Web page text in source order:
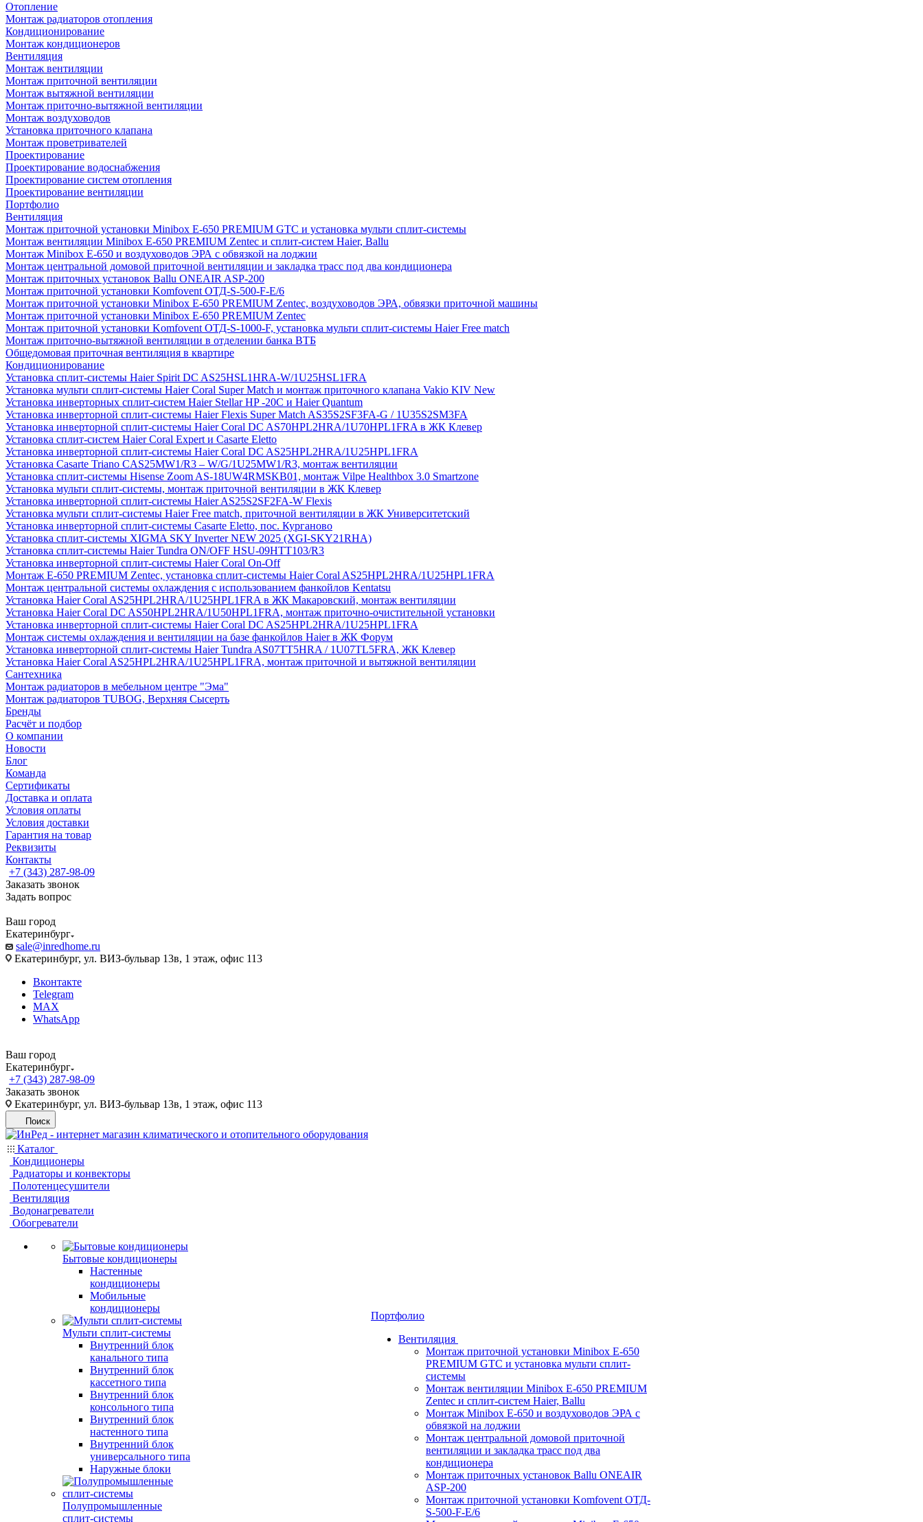
Отопление
Монтаж радиаторов отопления
Кондиционирование
Монтаж кондиционеров
Вентиляция
Монтаж вентиляции
Монтаж приточной вентиляции
Монтаж вытяжной вентиляции
Монтаж приточно-вытяжной вентиляции
Монтаж воздуховодов
Установка приточного клапана
Монтаж проветривателей
Проектирование
Проектирование водоснабжения
Проектирование систем отопления
Проектирование вентиляции
Портфолио
Вентиляция
Монтаж приточной установки Minibox E-650 PREMIUM GTC и установка мульти сплит-системы
Монтаж вентиляции Minibox E-650 PREMIUM Zentec и сплит-систем Haier, Ballu
Монтаж Minibox E-650 и воздуховодов ЭРА с обвязкой на лоджии
Монтаж центральной домовой приточной вентиляции и закладка трасс под два кондиционера
Монтаж приточных установок Ballu ONEAIR ASP-200
Монтаж приточной установки Komfovent ОТД-S-500-F-E/6
Монтаж приточной установки Minibox E-650 PREMIUM Zentec, воздуховодов ЭРА, обвязки приточной машины
Монтаж приточной установки Minibox E-650 PREMIUM Zentec
Монтаж приточной установки Komfovent ОТД-S-1000-F, установка мульти сплит-системы Haier Free match
Монтаж приточно-вытяжной вентиляции в отделении банка ВТБ
Общедомовая приточная вентиляция в квартире
Кондиционирование
Установка сплит-системы Haier Spirit DC AS25HSL1HRA-W/1U25HSL1FRA
Установка мульти сплит-системы Haier Coral Super Match и монтаж приточного клапана Vakio KIV New
Установка инверторных сплит-систем Haier Stellar HP -20С и Haier Quantum
Установка инверторной сплит-системы Haier Flexis Super Match AS35S2SF3FA-G / 1U35S2SM3FA
Установка инверторной сплит-системы Haier Coral DC AS70HPL2HRA/1U70HPL1FRA в ЖК Клевер
Установка сплит-систем Haier Coral Expert и Casarte Eletto
Установка инверторной сплит-системы Haier Coral DC AS25HPL2HRA/1U25HPL1FRA
Установка Casarte Triano CAS25MW1/R3 – W/G/1U25MW1/R3, монтаж вентиляции
Установка сплит-системы Hisense Zoom AS-18UW4RMSKB01, монтаж Vilpe Healthbox 3.0 Smartzone
Установка мульти сплит-системы, монтаж приточной вентиляции в ЖК Клевер
Установка инверторной сплит-системы Haier AS25S2SF2FA-W Flexis
Установка мульти сплит-системы Haier Free match, приточной вентиляции в ЖК Университетский
Установка инверторной сплит-системы Casarte Eletto, пос. Курганово
Установка сплит-системы XIGMA SKY Inverter NEW 2025 (XGI-SKY21RHA)
Установка сплит-системы Haier Tundra ON/OFF HSU-09HTT103/R3
Установка инверторной сплит-системы Haier Coral On-Off
Монтаж E-650 PREMIUM Zentec, установка сплит-системы Haier Coral AS25HPL2HRA/1U25HPL1FRA
Монтаж центральной системы охлаждения с использованием фанкойлов Kentatsu
Установка Haier Coral AS25HPL2HRA/1U25HPL1FRA в ЖК Макаровский, монтаж вентиляции
Установка Haier Coral DC AS50HPL2HRA/1U50HPL1FRA, монтаж приточно-очистительной установки
Установка инверторной сплит-системы Haier Coral DC AS25HPL2HRA/1U25HPL1FRA
Монтаж системы охлаждения и вентиляции на базе фанкойлов Haier в ЖК Форум
Установка инверторной сплит-системы Haier Tundra AS07TT5HRA / 1U07TL5FRA, ЖК Клевер
Установка Haier Coral AS25HPL2HRA/1U25HPL1FRA, монтаж приточной и вытяжной вентиляции
Сантехника
Монтаж радиаторов в мебельном центре "Эма"
Монтаж радиаторов TUBOG, Верхняя Сысерть
Бренды
Расчёт и подбор
О компании
Новости
Блог
Команда
Сертификаты
Доставка и оплата
Условия оплаты
Условия доставки
Гарантия на товар
Реквизиты
Контакты
+7 (343) 287-98-09
Заказать звонок
Задать вопрос
Ваш город
Екатеринбург
sale@inredhome.ru
Екатеринбург, ул. ВИЗ-бульвар 13в, 1 этаж, офис 113
Вконтакте
Telegram
MAX
WhatsApp
Ваш город
Екатеринбург
+7 (343) 287-98-09
Заказать звонок
Екатеринбург, ул. ВИЗ-бульвар 13в, 1 этаж, офис 113
Поиск
Каталог
Кондиционеры
Радиаторы и конвекторы
Полотенцесушители
Вентиляция
Водонагреватели
Обогреватели
Бытовые кондиционеры
Настенные
кондиционеры
Мобильные
кондиционеры
Мульти сплит-системы
Внутренний блок
канального типа
Внутренний блок
кассетного типа
Внутренний блок
консольного типа
Внутренний блок
настенного типа
Внутренний блок
универсального типа
Наружные блоки
Полупромышленные
сплит-системы
Портфолио
Вентиляция
Монтаж приточной установки Minibox E-650
PREMIUM GTC и установка мульти сплит-
системы
Монтаж вентиляции Minibox E-650 PREMIUM
Zentec и сплит-систем Haier, Ballu
Монтаж Minibox E-650 и воздуховодов ЭРА с
обвязкой на лоджии
Монтаж центральной домовой приточной
вентиляции и закладка трасс под два
кондиционера
Монтаж приточных установок Ballu ONEAIR
ASP-200
Монтаж приточной установки Komfovent ОТД-
S-500-F-E/6